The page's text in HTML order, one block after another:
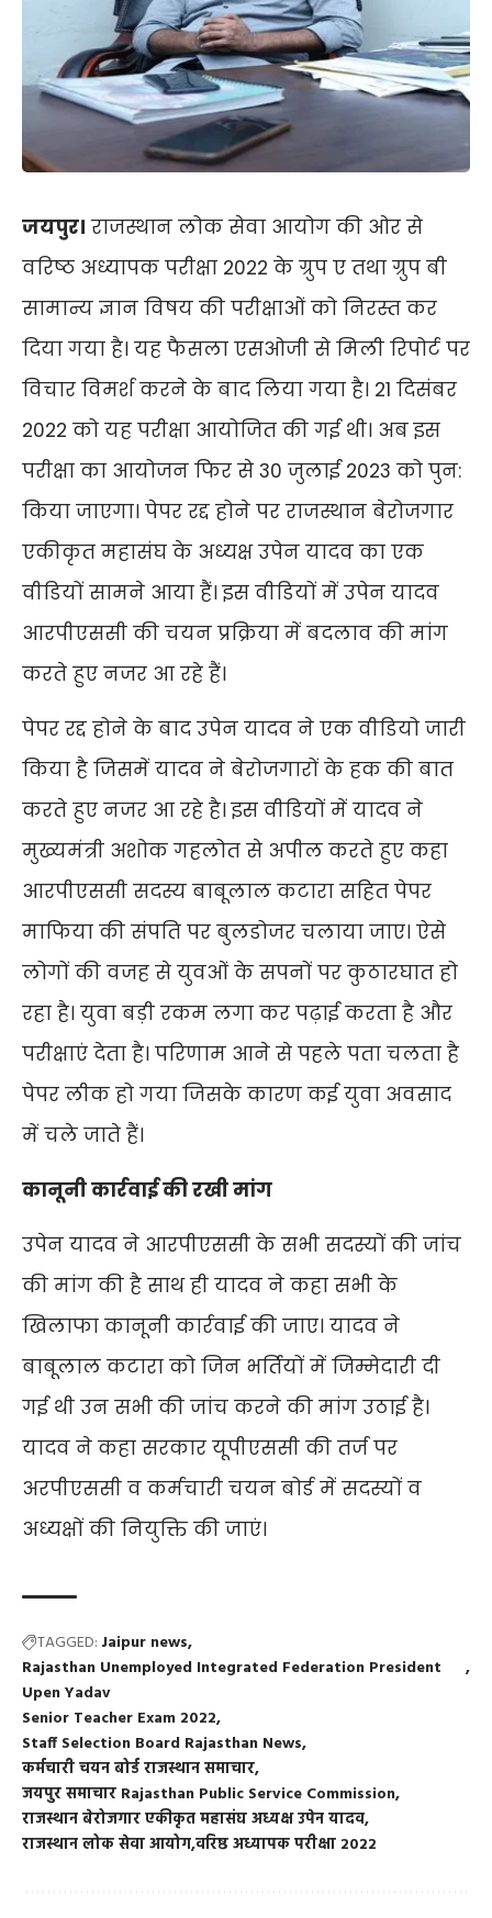
जयपुर। राजस्थान लोक सेवा आयोग की ओर से
वरिष्ठ अध्यापक परीक्षा 2022 के ग्रुप ए तथा ग्रुप बी
सामान्य ज्ञान विषय की परीक्षाओं को निरस्त कर
दिया गया है। यह फैसला एसओजी से मिली रिपोर्ट पर
विचार विमर्श करने के बाद लिया गया है। 21 दिसंबर
2022 को यह परीक्षा आयोजित की गई थी। अब इस
परीक्षा का आयोजन फिर से 30 जुलाई 2023 को पुन:
किया जाएगा। पेपर रद्द होने पर राजस्थान बेरोजगार
एकीकृत महासंघ के अध्यक्ष उपेन यादव का एक
वीडियों सामने आया हैं। इस वीडियों में उपेन यादव
आरपीएससी की चयन प्रक्रिया में बदलाव की मांग
करते हुए नजर आ रहे हैं।
पेपर रद्द होने के बाद उपेन यादव ने एक वीडियो जारी
किया है जिसमें यादव ने बेरोजगारों के हक की बात
करते हुए नजर आ रहे है। इस वीडियों में यादव ने
मुख्यमंत्री अशोक गहलोत से अपील करते हुए कहा
आरपीएससी सदस्य बाबूलाल कटारा सहित पेपर
माफिया की संपति पर बुलडोजर चलाया जाए। ऐसे
लोगों की वजह से युवओं के सपनों पर कुठारघात हो
रहा है। युवा बड़ी रकम लगा कर पढ़ाई करता है और
परीक्षाएं देता है। परिणाम आने से पहले पता चलता है
पेपर लीक हो गया जिसके कारण कई युवा अवसाद
में चले जाते हैं।
कानूनी कार्रवाई की रखी मांग
उपेन यादव ने आरपीएससी के सभी सदस्यों की जांच
की मांग की है साथ ही यादव ने कहा सभी के
खिलाफा कानूनी कार्रवाई की जाए। यादव ने
बाबूलाल कटारा को जिन भर्तियों में जिम्मेदारी दी
गई थी उन सभी की जांच करने की मांग उठाई है।
यादव ने कहा सरकार यूपीएससी की तर्ज पर
अरपीएससी व कर्मचारी चयन बोर्ड में सदस्यों व
अध्यक्षों की नियुक्ति की जाएं।
TAGGED: Jaipur news
Rajasthan Unemployed Integrated Federation President
Upen Yadav
Senior Teacher Exam 2022
Staff Selection Board Rajasthan News
कर्मचारी चयन बोर्ड राजस्थान समाचार
जयपुर समाचार Rajasthan Public Service Commission
राजस्थान बेरोजगार एकीकृत महासंघ अध्यक्ष उपेन यादव
राजस्थान लोक सेवा आयोगवरिष्ठ अध्यापक परीक्षा 2022